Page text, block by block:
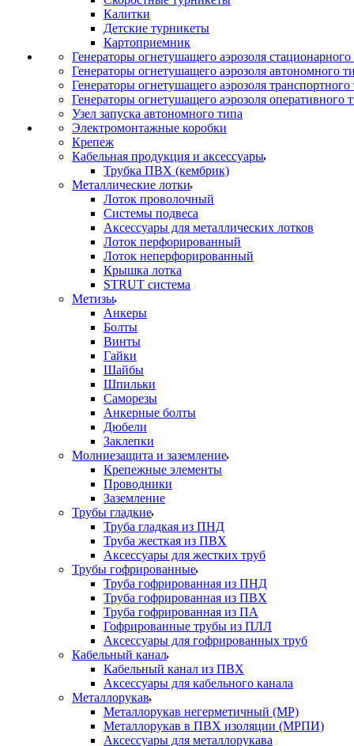
Калитки
Детские турникеты
Картоприемник
Генераторы огнетушащего аэрозоля стационарного
Генераторы огнетушащего аэрозоля автономного
Генераторы огнетушащего аэрозоля транспортного
Генераторы огнетушащего аэрозоля оперативного
Узел запуска автономного типа
Электромонтажные коробки
Крепеж
Кабельная продукция и аксессуары
Трубка ПВХ (кембрик)
Металлические лотки
Лоток проволочный
Системы подвеса
Аксессуары для металлических лотков
Лоток перфорированный
Лоток неперфорированный
Крышка лотка
STRUT система
Метизы
Анкеры
Болты
Винты
Гайки
Шайбы
Шпильки
Саморезы
Анкерные болты
Дюбели
Заклепки
Молниезащита и заземление
Крепежные элементы
Проводники
Заземление
Трубы гладкие
Труба гладкая из ПНД
Труба жесткая из ПВХ
Аксессуары для жестких труб
Трубы гофрированные
Труба гофрированная из ПНД
Труба гофрированная из ПВХ
Труба гофрированная из ПА
Гофрированные трубы из ПЛЛ
Аксессуары для гофрированных труб
Кабельный канал
Кабельный канал из ПВХ
Аксессуары для кабельного канала
Металлорукав
Металлорукав негерметичный (МР)
Металлорукав в ПВХ изоляции (МРПИ)
Аксессуары для металлорукава